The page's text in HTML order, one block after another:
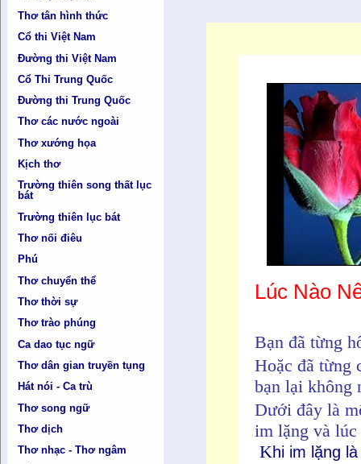
Thơ tân hình thức
Cổ thi Việt Nam
Đường thi Việt Nam
Cổ Thi Trung Quốc
Đường thi Trung Quốc
Thơ các nước ngoài
Thơ xướng họa
Kịch thơ
Trường thiên song thất lục
bát
Trường thiên lục bát
Thơ nối điêu
Phú
Thơ chuyển thể
Thơ thời sự
Thơ trào phúng
Ca dao tục ngữ
Thơ dân gian truyền tụng
Hát nói - Ca trù
Thơ song ngữ
Thơ dịch
Thơ nhạc - Thơ ngâm
Lúc Nào
Bạn đã từng
Hoặc đã từng
bạn lại không
Dưới đây là
im lặng và
Khi im lặng